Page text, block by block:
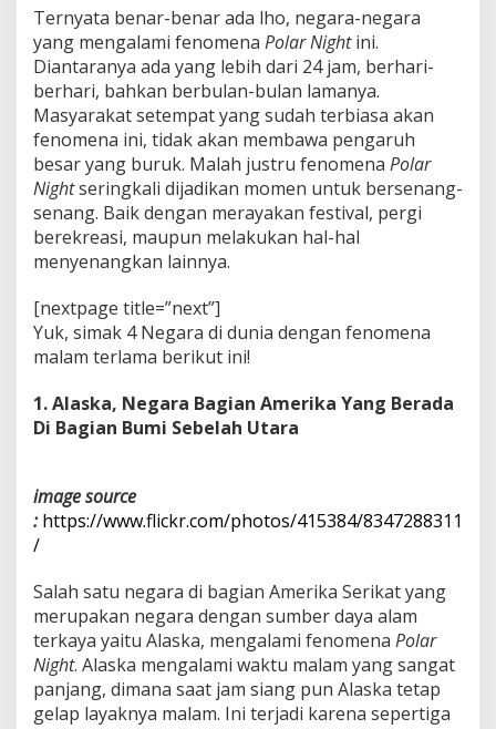
i
u
n
i
a
,
Y
u
k
K
i
a
i
h
a
Ternyata benar-benar ada lho, negara-negara
yang mengalami fenomena Polar Nightini.
Diantaranya ada yang lebih dari 24 jam, berhari-
berhari, bahkan berbulan-bulan lamanya.
Masyarakat setempat yang sudah terbiasa akan
fenomena ini, tidak akan membawa pengaruh
besar yang buruk. Malah justru fenomena Polar
Nightseringkali dijadikan momen untuk bersenang-
senang. Baik dengan merayakan festival, pergi
berekreasi, maupun melakukan hal-hal
menyenangkan lainnya.
[nextpage title=”next”]
Yuk, simak 4 Negara di dunia dengan fenomena
malam terlama berikut ini!
1. Alaska, Negara Bagian Amerika Yang Berada
Di Bagian Bumi Sebelah Utara
image source
:https://www.flickr.com/photos/415384/8347288311
/
Salah satu negara di bagian Amerika Serikat yang
merupakan negara dengan sumber daya alam
terkaya yaitu Alaska, mengalami fenomena Polar
Night. Alaska mengalami waktu malam yang sangat
panjang, dimana saat jam siang pun Alaska tetap
gelap layaknya malam. Ini terjadi karena sepertiga